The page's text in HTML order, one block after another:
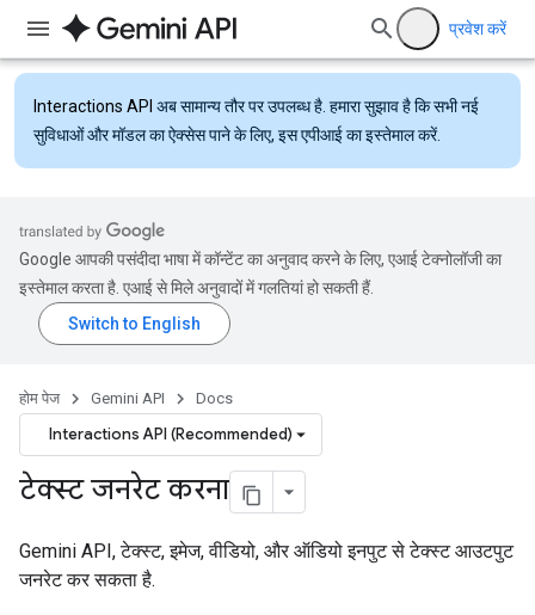
प्रवेश करें
Interactions API अब सामान्य तौर पर उपलब्ध है. हमारा सुझाव है कि सभी नई
सुविधाओं और मॉडल का ऐक्सेस पाने के लिए, इस एपीआई का इस्तेमाल करें.
Google आपकी पसंदीदा भाषा में कॉन्टेंट का अनुवाद करने के लिए, एआई टेक्नोलॉजी का
इस्तेमाल करता है. एआई से मिले अनुवादों में गलतियां हो सकती हैं.
होम पेज Gemini API Docs
Interactions API (Recommended)
टेक्स्ट जनरेट करना
Gemini API, टेक्स्ट, इमेज, वीडियो, और ऑडियो इनपुट से टेक्स्ट आउटपुट
जनरेट कर सकता है.